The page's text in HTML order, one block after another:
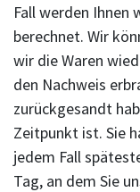
Fall werden Ihnen
berechnet. Wir
wir die Waren
den Nachweis
zurückgesandt
Zeitpunkt ist. Sie
jedem Fall
Tag, an dem Sie